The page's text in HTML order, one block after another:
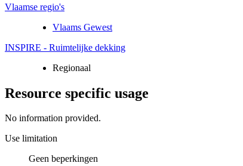
Vlaamse regio's
Vlaams Gewest
INSPIRE - Ruimtelijke dekking
Regionaal
Resource specific usage
No information provided.
Use limitation
Geen beperkingen